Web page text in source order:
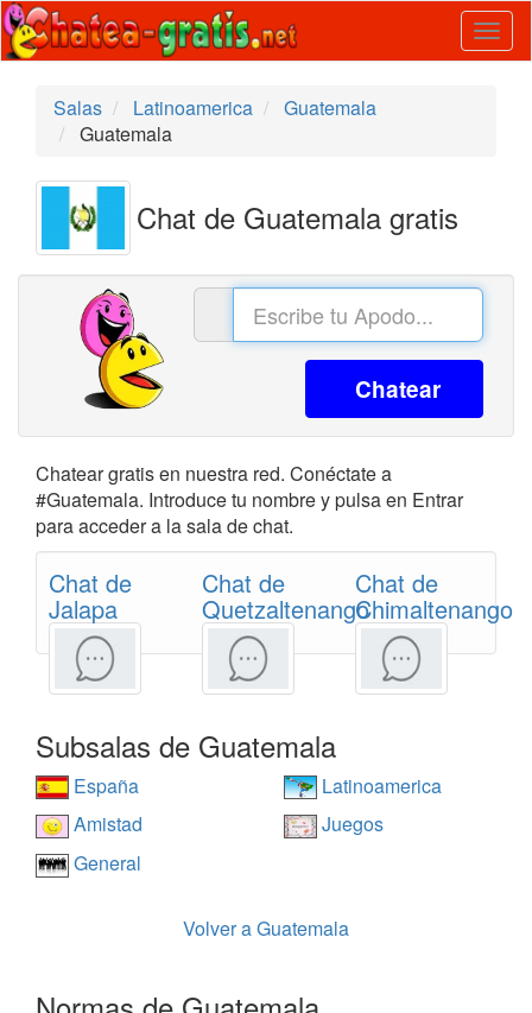
Salas
Latinoamerica
Guatemala
Guatemala
Chat de Guatemala gratis
Chatear
Chatear gratis en nuestra red. Conéctate a
#Guatemala. Introduce tu nombre y pulsa en Entrar
para acceder a la sala de chat.
Chat de
Jalapa
Chat de
Quetzaltenango
Chat de
Chimaltenango
Subsalas de Guatemala
España
Latinoamerica
Amistad
Juegos
General
Volver a Guatemala